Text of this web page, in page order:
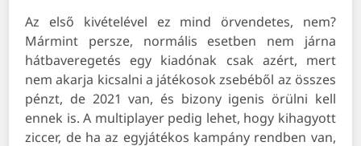
Az első kivételével ez mind örvendetes, nem?
Mármint persze, normális esetben nem járna
hátbaveregetés egy kiadónak csak azért, mert
nem akarja kicsalni a játékosok zsebéből az összes
pénzt, de 2021 van, és bizony igenis örülni kell
ennek is. A multiplayer pedig lehet, hogy kihagyott
ziccer, de ha az egyjátékos kampány rendben van,